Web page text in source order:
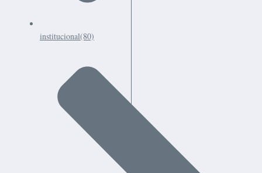
institucional(80)